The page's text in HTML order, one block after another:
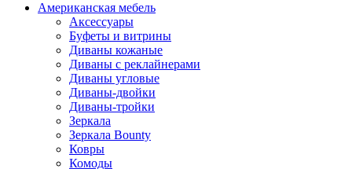
Американская мебель
Аксессуары
Буфеты и витрины
Диваны кожаные
Диваны с реклайнерами
Диваны угловые
Диваны-двойки
Диваны-тройки
Зеркала
Зеркала Bounty
Ковры
Комоды